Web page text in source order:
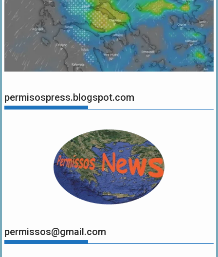
permisospress.blogspot.com
permissos@gmail.com